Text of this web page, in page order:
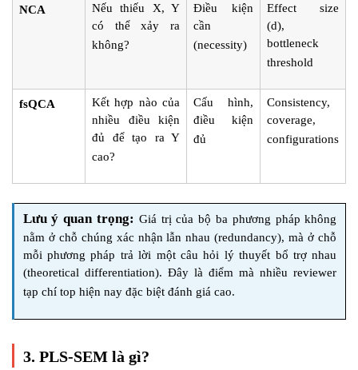
NCA
Nếu thiếu X, Y
có thể xảy ra
không?
Điều kiện
cần
(necessity)
Effect size
(d),
bottleneck
threshold
fsQCA
Kết hợp nào của
nhiều điều kiện
đủ để tạo ra Y
cao?
Cấu hình,
điều kiện
đủ
Consistency,
coverage,
configurations
Lưu ý quan trọng: Giá trị của bộ ba phương pháp không
nằm ở chỗ chúng xác nhận lẫn nhau (redundancy), mà ở chỗ
mỗi phương pháp trả lời một câu hỏi lý thuyết bổ trợ nhau
(theoretical differentiation). Đây là điểm mà nhiều reviewer
tạp chí top hiện nay đặc biệt đánh giá cao.
3. PLS-SEM là gì?